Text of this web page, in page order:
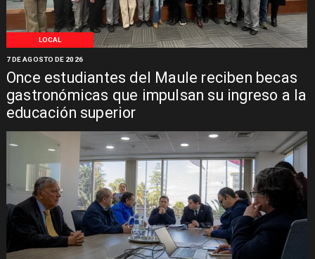
LOCAL
Once estudiantes del Maule reciben becas
gastronómicas que impulsan su ingreso a la
educación superior
7 DE AGOSTO DE 2026